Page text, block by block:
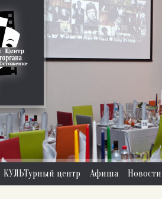
КУЛЬТурный центр Афиша Новости